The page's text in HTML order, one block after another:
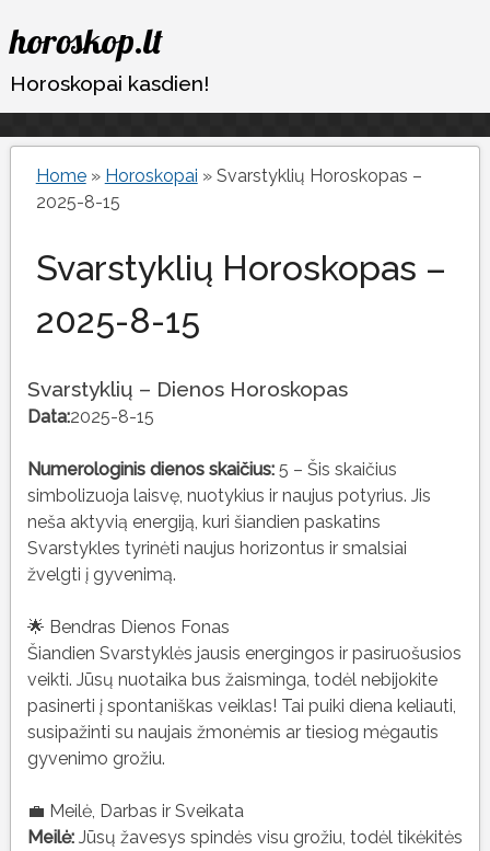
Eiti
prie
turinio
horoskop.lt
Horoskopai kasdien!
Home» Horoskopai » Svarstyklių Horoskopas –
2025-8-15
Svarstyklių Horoskopas –
2025-8-15
Svarstyklių – Dienos Horoskopas
Data:2025-8-15
Numerologinis dienos skaičius:5 – Šis skaičius
simbolizuoja laisvę, nuotykius ir naujus potyrius. Jis
neša aktyvią energiją, kuri šiandien paskatins
Svarstykles tyrinėti naujus horizontus ir smalsiai
žvelgti į gyvenimą.
🌟 Bendras Dienos Fonas
Šiandien Svarstyklės jausis energingos ir pasiruošusios
veikti. Jūsų nuotaika bus žaisminga, todėl nebijokite
pasinerti į spontaniškas veiklas! Tai puiki diena keliauti,
susipažinti su naujais žmonėmis ar tiesiog mėgautis
gyvenimo grožiu.
💼 Meilė, Darbas ir Sveikata
Meilė:Jūsų žavesys spindės visu grožiu, todėl tikėkitės